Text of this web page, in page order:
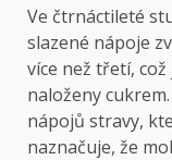
Ve čtrnáctileté
slazené nápoje
více než třetí,
naloženy
nápojů stravy,
naznačuje, že